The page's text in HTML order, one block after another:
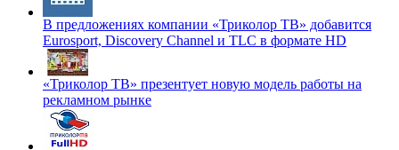
В предложениях компании «Триколор ТВ» добавится
Eurosport, Discovery Channel и TLC в формате HD
«Триколор ТВ» презентует новую модель работы на
рекламном рынке